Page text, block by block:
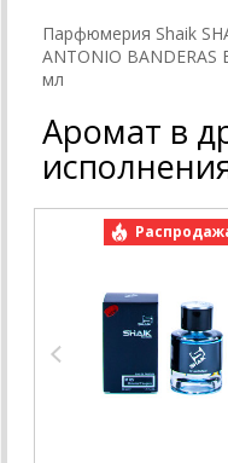
Парфюмерия Shaik
ANTONIO BANDERAS
мл
Аромат в